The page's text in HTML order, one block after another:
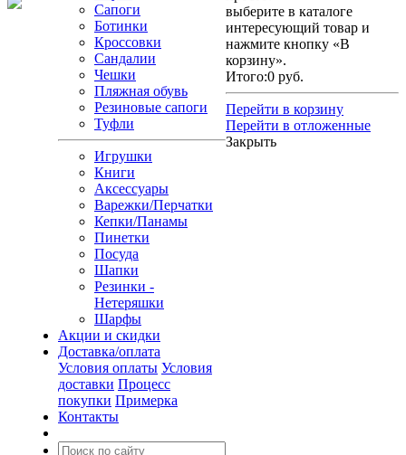
Сапоги
Ботинки
Кроссовки
Сандалии
Чешки
Пляжная обувь
Резиновые сапоги
Туфли
Игрушки
Книги
Аксессуары
Варежки/Перчатки
Кепки/Панамы
Пинетки
Посуда
Шапки
Резинки -
Нетеряшки
Шарфы
Акции и скидки
Доставка/оплата
Условия оплаты Условия
доставки Процесс
покупки Примерка
Контакты
выберите в каталоге
интересующий товар и
нажмите кнопку «В
корзину».
Итого:0 руб.
Перейти в корзину
Перейти в отложенные
Закрыть